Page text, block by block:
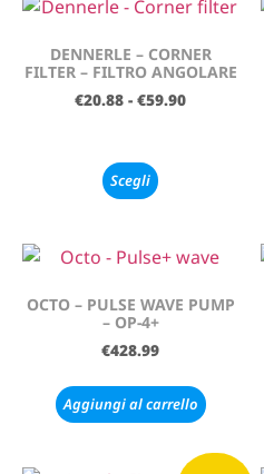
DENNERLE – CORNER
FILTER – FILTRO ANGOLARE
€20.88 - €59.90
Scegli
OCTO – PULSE WAVE PUMP
– OP-4+
€428.99
Aggiungi al carrello